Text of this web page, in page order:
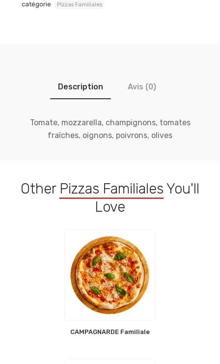
catégorie Pizzas Familiales
Description Avis (0)
Tomate, mozzarella, champignons, tomates
fraîches, oignons, poivrons, olives
Other Pizzas Familiales You'll
Love
CAMPAGNARDE Familiale